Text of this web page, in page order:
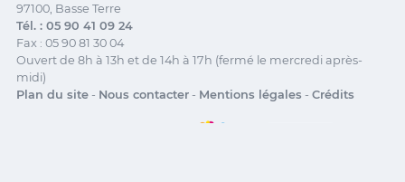
97100, Basse Terre
Tél. : 05 90 41 09 24
Fax : 05 90 81 30 04
Ouvert de 8h à 13h et de 14h à 17h (fermé le mercredi après-
midi)
Plan du site- Nous contacter- Mentions légales - Crédits